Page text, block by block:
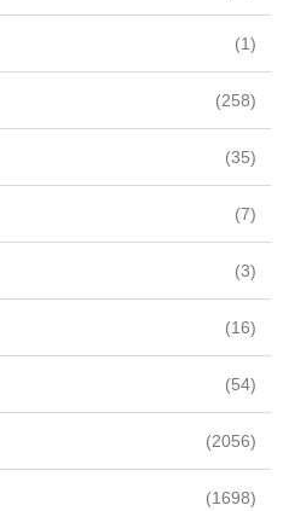
(1)
(258)
(35)
(7)
(3)
(16)
(54)
(2056)
(1698)